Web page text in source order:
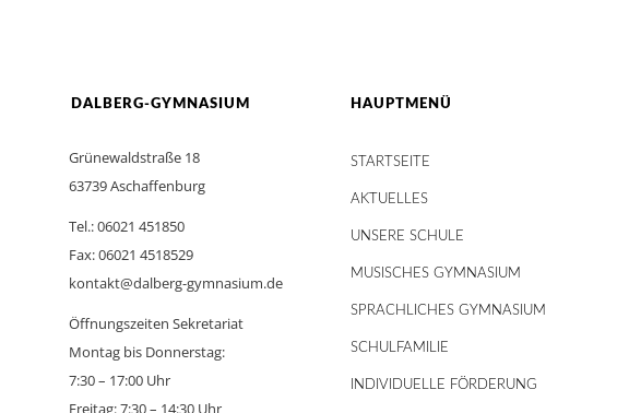
DALBERG-GYMNASIUM
Grünewaldstraße 18
63739 Aschaffenburg
Tel.: 06021 451850
Fax: 06021 4518529
kontakt@dalberg-gymnasium.de
Öffnungszeiten Sekretariat
Montag bis Donnerstag:
7:30 – 17:00 Uhr
Freitag: 7:30 – 14:30 Uhr
HAUPTMENÜ
STARTSEITE
AKTUELLES
UNSERE SCHULE
MUSISCHES GYMNASIUM
SPRACHLICHES GYMNASIUM
SCHULFAMILIE
INDIVIDUELLE FÖRDERUNG